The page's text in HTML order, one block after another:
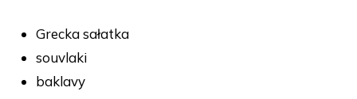
Grecka sałatka
souvlaki
baklavy